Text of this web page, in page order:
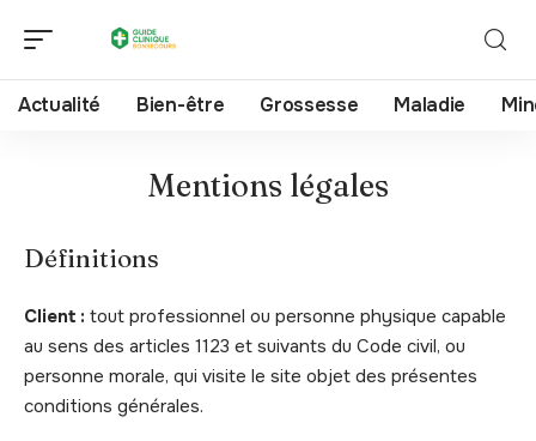
Actualité Bien-être Grossesse Maladie
Mentions légales
Définitions
Client : tout professionnel ou personne physique capable
au sens des articles 1123 et suivants du Code civil, ou
personne morale, qui visite le site objet des présentes
conditions générales.